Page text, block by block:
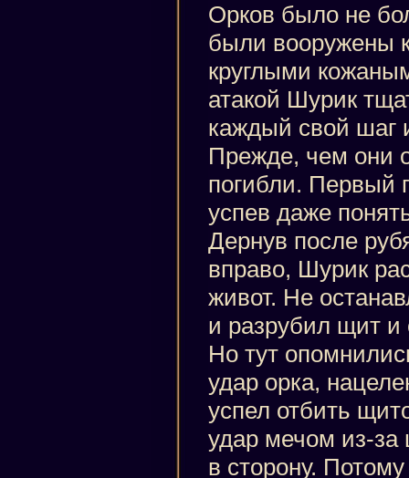
Орков было не
были вооружены
круглыми
атакой Шурик
каждый свой шаг
Прежде, чем они
погибли. Первый
успев даже
Дернув после
вправо, Шурик
живот. Не
и разрубил щит и
Но тут
удар орка,
успел отбить
удар мечом из-за
в сторону.